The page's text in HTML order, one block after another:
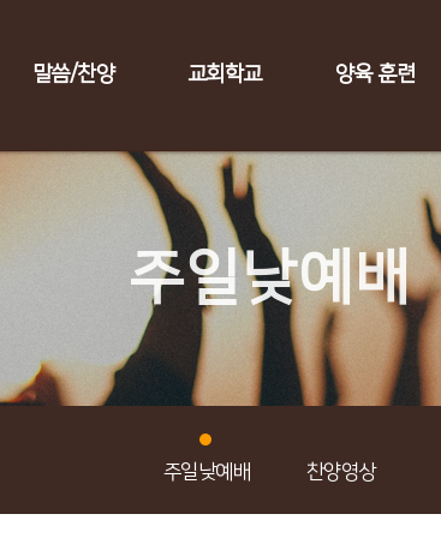
말씀/찬양 교회학교 양육 훈련
주일낮예배
주일낮예배 찬양영상